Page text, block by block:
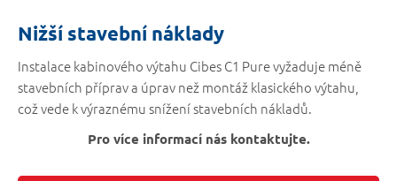
Nižší stavební náklady
Instalace kabinového výtahu Cibes C1 Pure vyžaduje méně
stavebních příprav a úprav než montáž klasického výtahu,
což vede k výraznému snížení stavebních nákladů.
Pro více informací nás kontaktujte.